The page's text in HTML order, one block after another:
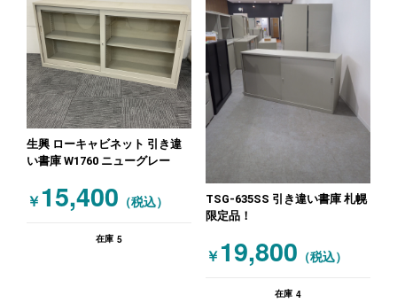
生興 ローキャビネット 引き違
い書庫 W1760 ニューグレー
￥ 15,400 （税込）
在庫 5
TSG-635SS 引き違い書庫 札幌
限定品！
￥ 19,800 （税込）
在庫 4